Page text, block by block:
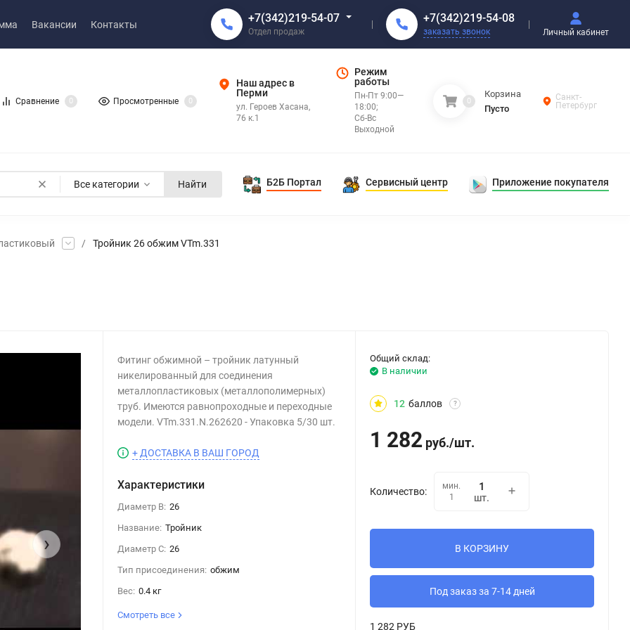
Вакансии Контакты +7(342)219-54-07
Отдел продаж
+7(342)219-54-08
заказать звонок Личный кабинет
Сравнение 0 Просмотренные 0
Наш адрес в
Перми
ул. Героев Хасана,
76 к.1
Режим
работы
Пн-Пт 9:00—
18:00;
Сб-Вс
Выходной
0
Корзина
Пусто
Санкт-
Петербург
Все категории Найти Б2Б Портал Сервисный центр Приложение покупателя
/ Тройник 26 обжим VTm.331
›
Фитинг обжимной – тройник латунный
никелированный для соединения
металлопластиковых (металлополимерных)
труб. Имеются равнопроходные и переходные
модели. VTm.331.N.262620 - Упаковка 5/30 шт.
+ ДОСТАВКА В ВАШ ГОРОД
Характеристики
Диаметр B: 26
Название: Тройник
Диаметр C: 26
Тип присоединения: обжим
Вес: 0.4 кг
Смотреть все
Общий склад:
В наличии
12 баллов ?
1 282 руб./шт.
Количество:
мин.
1
шт.
В КОРЗИНУ
Под заказ за 7-14 дней
1 282 РУБ